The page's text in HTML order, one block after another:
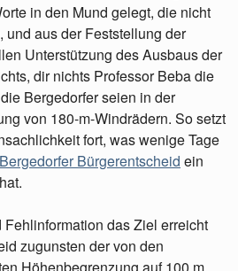
in den Mund gelegt, die nicht
aus der Feststellung der
Unterstützung des Ausbaus der
dir nichts Professor Beba die
Bergedorfer seien in der
von 180-m-Windrädern. So setzt
fort, was wenige Tage
Bürgerentscheid ein
das Ziel erreicht
zugunsten der von den